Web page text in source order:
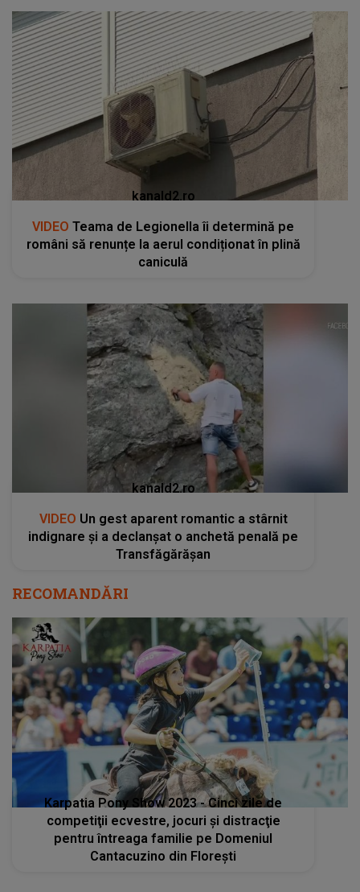
kanald2.ro
VIDEO Teama de Legionella îi determină pe
români să renunțe la aerul condiționat în plină
caniculă
kanald2.ro
VIDEO Un gest aparent romantic a stârnit
indignare și a declanșat o anchetă penală pe
Transfăgărășan
RECOMANDĂRI
Karpatia Pony Show 2023 - Cinci zile de
competiţii ecvestre, jocuri şi distracţie
pentru întreaga familie pe Domeniul
Cantacuzino din Floreşti